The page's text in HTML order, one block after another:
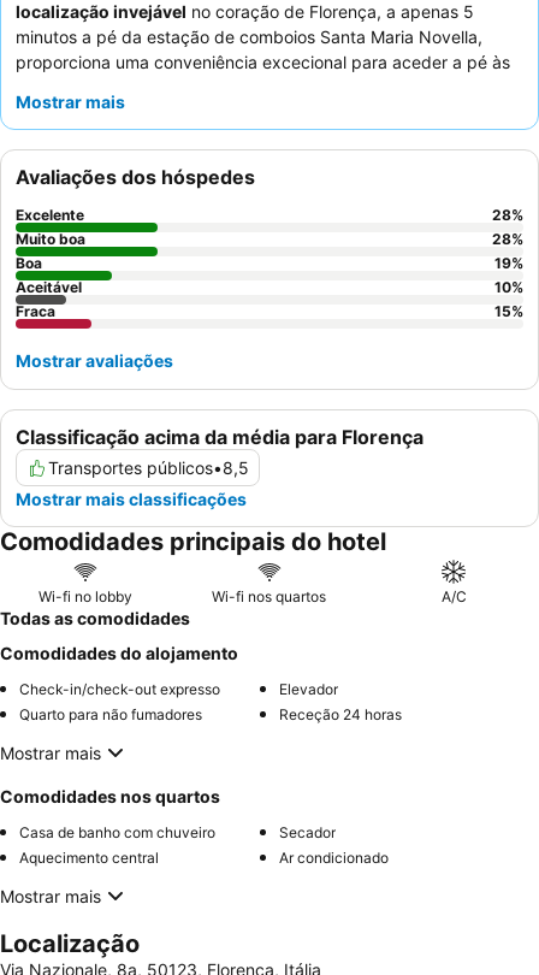
localização invejável no coração de Florença, a apenas 5
minutos a pé da estação de comboios Santa Maria Novella,
proporciona uma conveniência excecional para aceder a pé às
Uffizi. O hotel dispõe de uma
servido um pequeno-almoço diversificado e de qualidade. Os
hóspedes elogiam consistentemente os
receçãopela sua prestabilidade e simpatia, e a
limpezapela sua diligência. Para uma estadia mais tranquila, os
hóspedes podem considerar solicitar um quarto virado para o
jardim.
Mostrar mais
Classificação acima da média para Florença
Transportes públicos•8,5
Mostrar mais classificações
Avaliações dos hóspedes
Excelente 28%
Muito boa
28%
Boa
19%
Aceitável
10%
Fraca
15%
Mostrar avaliações
Comodidades principais do hotel
Wi-fi no lobby Wi-fi nos quartos A/C
Todas as comodidades
Comodidades do alojamento
Check-in/check-out expresso
Elevador
Quarto para não fumadores
Receção 24 horas
Mostrar mais
Comodidades nos quartos
Casa de banho com chuveiro
Secador
Aquecimento central
Ar condicionado
Mostrar mais
Localização
Via Nazionale, 8a, 50123, Florença, Itália